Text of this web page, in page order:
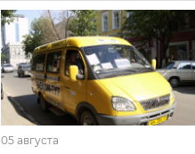
05 августа